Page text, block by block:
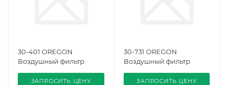
30-401 OREGON
Воздушный фильтр
ЗАПРОСИТЬ ЦЕНУ
30-731 OREGON
Воздушный фильтр
ЗАПРОСИТЬ ЦЕНУ